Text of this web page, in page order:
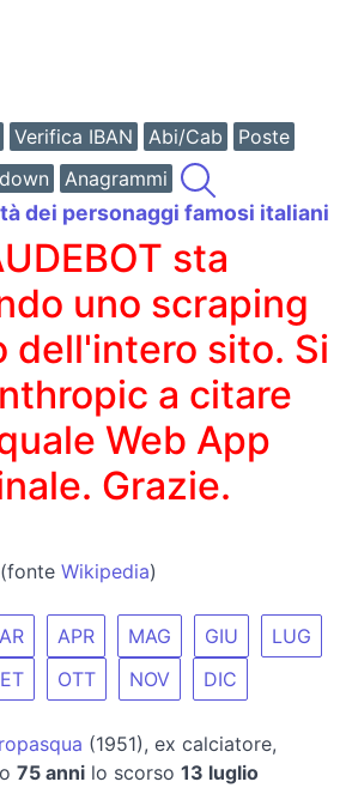
Verifica IBAN Abi/Cab
Poste
Anagrammi
dei personaggi famosi italiani
sta
uno scraping
dell'intero sito. Si
a citare
Web App
Grazie.
(fonte Wikipedia)
APR MAG GIU
LUG
OTT NOV DIC
(1951), ex calciatore,
75 anni lo scorso 13 luglio